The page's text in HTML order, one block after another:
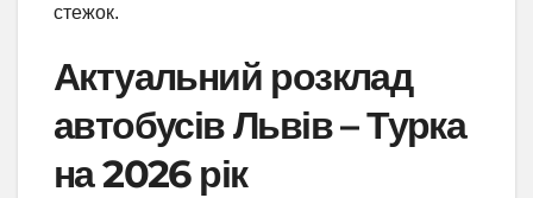
стежок.
Актуальний розклад
автобусів Львів – Турка
на 2026 рік